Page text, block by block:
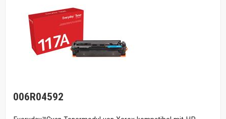
006R04592